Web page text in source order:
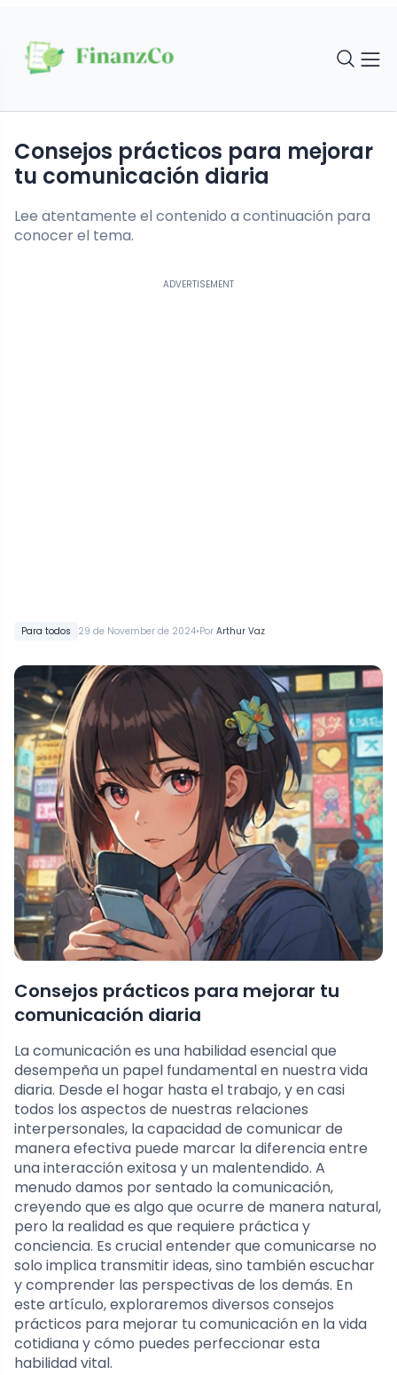
Para todos 29 de November de 2024•Por Arthur Vaz
Consejos prácticos para mejorar
tu comunicación diaria
Lee atentamente el contenido a continuación para
conocer el tema.
ADVERTISEMENT
Consejos prácticos para mejorar tu
comunicación diaria
La comunicación es una habilidad esencial que
desempeña un papel fundamental en nuestra vida
diaria. Desde el hogar hasta el trabajo, y en casi
todos los aspectos de nuestras relaciones
interpersonales, la capacidad de comunicar de
manera efectiva puede marcar la diferencia entre
una interacción exitosa y un malentendido. A
menudo damos por sentado la comunicación,
creyendo que es algo que ocurre de manera natural,
pero la realidad es que requiere práctica y
conciencia. Es crucial entender que comunicarse no
solo implica transmitir ideas, sino también escuchar
y comprender las perspectivas de los demás. En
este artículo, exploraremos diversos consejos
prácticos para mejorar tu comunicación en la vida
cotidiana y cómo puedes perfeccionar esta
habilidad vital.